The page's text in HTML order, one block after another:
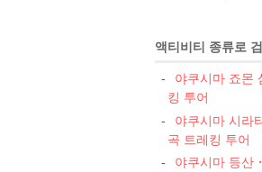
액티비티 종류로
야쿠시마 죠몬
킹 투어
야쿠시마 시라
곡 트레킹 투어
야쿠시마 등산